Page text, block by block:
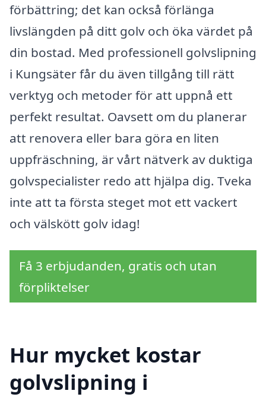
förbättring; det kan också förlänga
livslängden på ditt golv och öka värdet på
din bostad. Med professionell golvslipning
i Kungsäter får du även tillgång till rätt
verktyg och metoder för att uppnå ett
perfekt resultat. Oavsett om du planerar
att renovera eller bara göra en liten
uppfräschning, är vårt nätverk av duktiga
golvspecialister redo att hjälpa dig. Tveka
inte att ta första steget mot ett vackert
och välskött golv idag!
Få 3 erbjudanden, gratis och utan
förpliktelser
Hur mycket kostar
golvslipning i